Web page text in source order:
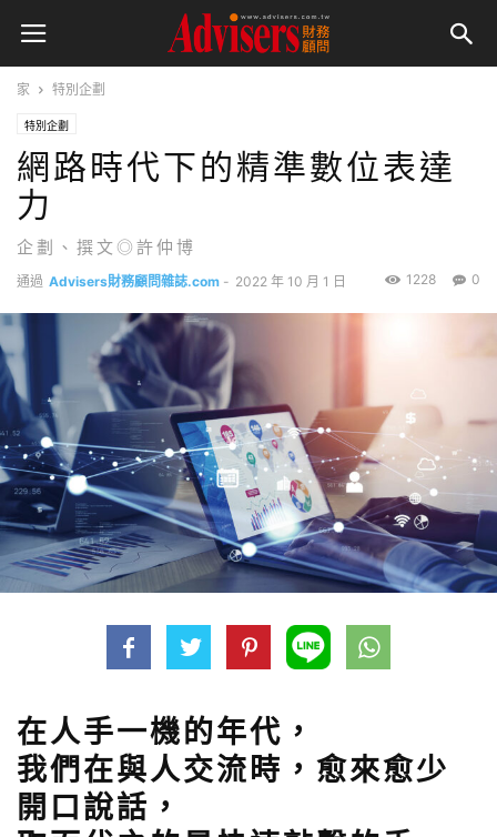
家 特別企劃
特別企劃
網路時代下的精準數位表達
力
企劃、撰文◎許仲博
通過 Advisers財務顧問雜誌.com - 2022 年 10 月 1 日 0
1228
在人手一機的年代，
我們在與人交流時，愈來愈少
開口說話，